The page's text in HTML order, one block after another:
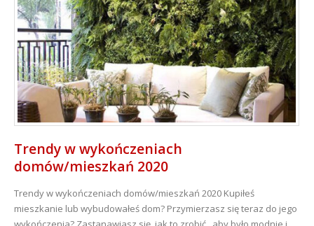
Trendy w wykończeniach
domów/mieszkań 2020
Trendy w wykończeniach domów/mieszkań 2020 Kupiłeś
mieszkanie lub wybudowałeś dom? Przymierzasz się teraz do jego